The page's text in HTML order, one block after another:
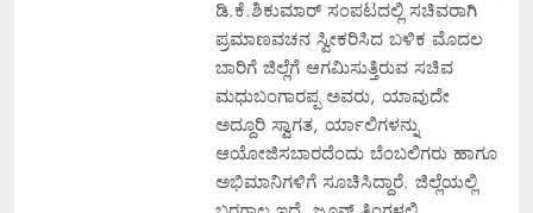
ಡಿ.ಕೆ.ಶಿಕುಮಾರ್‌ ಸಂಪಟದಲ್ಲಿ ಸಚಿವರಾಗಿ
ಪ್ರಮಾಣವಚನ ಸ್ವೀಕರಿಸಿದ ಬಳಿಕ ಮೊದಲ
ಬಾರಿಗೆ ಜಿಲ್ಲೆಗೆ ಆಗಮಿಸುತ್ತಿರುವ ಸಚಿವ
ಮಧುಬಂಗಾರಪ್ಪ ಅವರು, ಯಾವುದೇ
ಅದ್ದೂರಿ ಸ್ವಾಗತ, ರ್ಯಾಲಿಗಳನ್ನು
ಆಯೋಜಿಸಬಾರದೆಂದು ಬೆಂಬಲಿಗರು ಹಾಗೂ
ಅಭಿಮಾನಿಗಳಿಗೆ ಸೂಚಿಸಿದ್ದಾರೆ. ಜಿಲ್ಲೆಯಲ್ಲಿ